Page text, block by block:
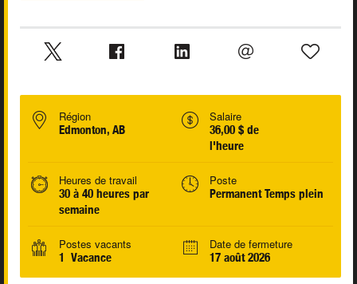
Région
Edmonton, AB
Salaire
36,00 $ de
l'heure
Heures de travail
30 à 40 heures par
semaine
Poste
Permanent Temps plein
Postes vacants
1 Vacance
Date de fermeture
17 août 2026